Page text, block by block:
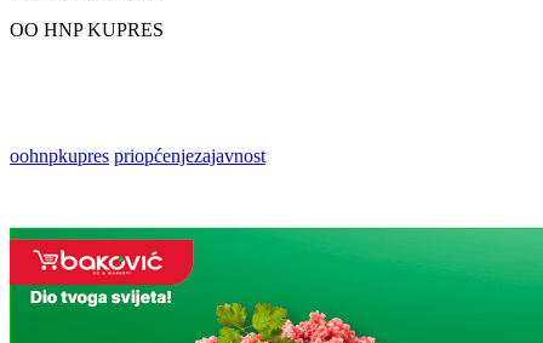
OO HNP KUPRES
oohnpkupres priopćenjezajavnost